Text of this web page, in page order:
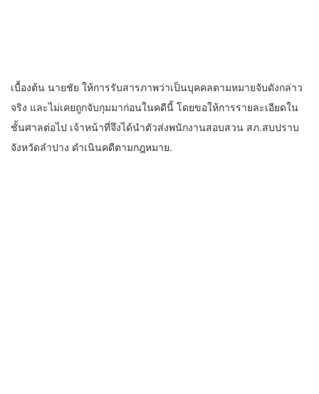
เบื้องต้น นายชัย ให้การรับสารภาพว่าเป็นบุคคลตามหมายจับดังกล่าว
จริง และไม่เคยถูกจับกุมมาก่อนในคดีนี้ โดยขอให้การรายละเอียดใน
ชั้นศาลต่อไป เจ้าหน้าที่จึงได้นำตัวส่งพนักงานสอบสวน สภ.สบปราบ
จังหวัดลำปาง ดำเนินคดีตามกฎหมาย.